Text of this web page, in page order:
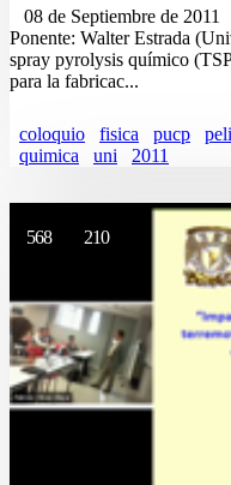
08 de Septiembre de 2011
Ponente: Walter Estrada
spray pyrolysis químico
para la fabricac...
coloquio fisica pucp
quimica
uni 2011
568 210